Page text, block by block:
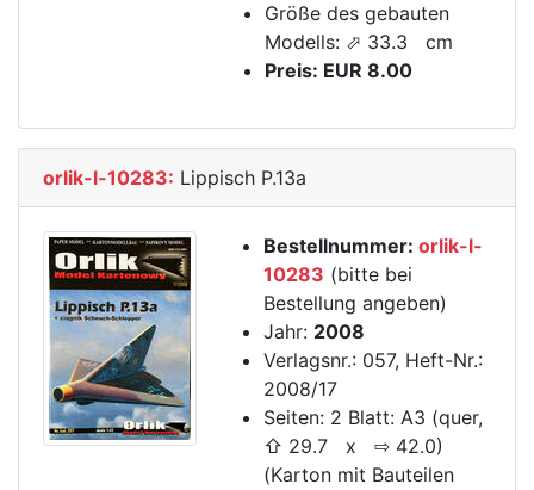
Größe des gebauten
Modells: ⬀ 33.3 cm
Preis: EUR 8.00
orlik-l-10283: Lippisch P.13a
Bestellnummer: orlik-l-
10283 (bitte bei
Bestellung angeben)
Jahr: 2008
Verlagsnr.: 057, Heft-Nr.:
2008/17
Seiten: 2 Blatt: A3 (quer,
⇧ 29.7 x ⇨ 42.0)
(Karton mit Bauteilen